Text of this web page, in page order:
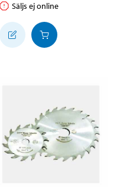
Säljs ej online